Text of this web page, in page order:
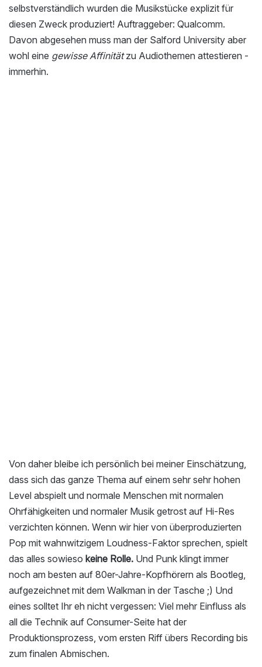
selbstverständlich wurden die Musikstücke explizit für
diesen Zweck produziert! Auftraggeber: Qualcomm.
Davon abgesehen muss man der Salford University aber
wohl eine gewisse Affinitätzu Audiothemen attestieren -
immerhin.
Von daher bleibe ich persönlich bei meiner Einschätzung,
dass sich das ganze Thema auf einem sehr sehr hohen
Level abspielt und normale Menschen mit normalen
Ohrfähigkeiten und normaler Musik getrost auf Hi-Res
verzichten können. Wenn wir hier von überproduzierten
Pop mit wahnwitzigem Loudness-Faktor sprechen, spielt
das alles sowieso keine Rolle. Und Punk klingt immer
noch am besten auf 80er-Jahre-Kopfhörern als Bootleg,
aufgezeichnet mit dem Walkman in der Tasche ;) Und
eines solltet Ihr eh nicht vergessen: Viel mehr Einfluss als
all die Technik auf Consumer-Seite hat der
Produktionsprozess, vom ersten Riff übers Recording bis
zum finalen Abmischen.